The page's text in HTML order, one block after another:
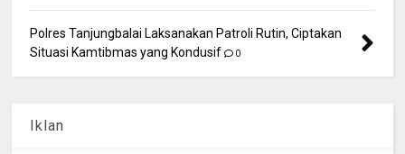
Polres Tanjungbalai Laksanakan Patroli Rutin, Ciptakan
Situasi Kamtibmas yang Kondusif
0
Iklan